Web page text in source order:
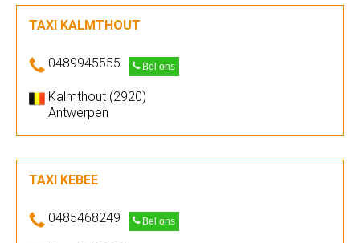
TAXI KALMTHOUT
0489945555 Bel ons
Kalmthout (2920)
Antwerpen
TAXI KEBEE
0485468249 Bel ons